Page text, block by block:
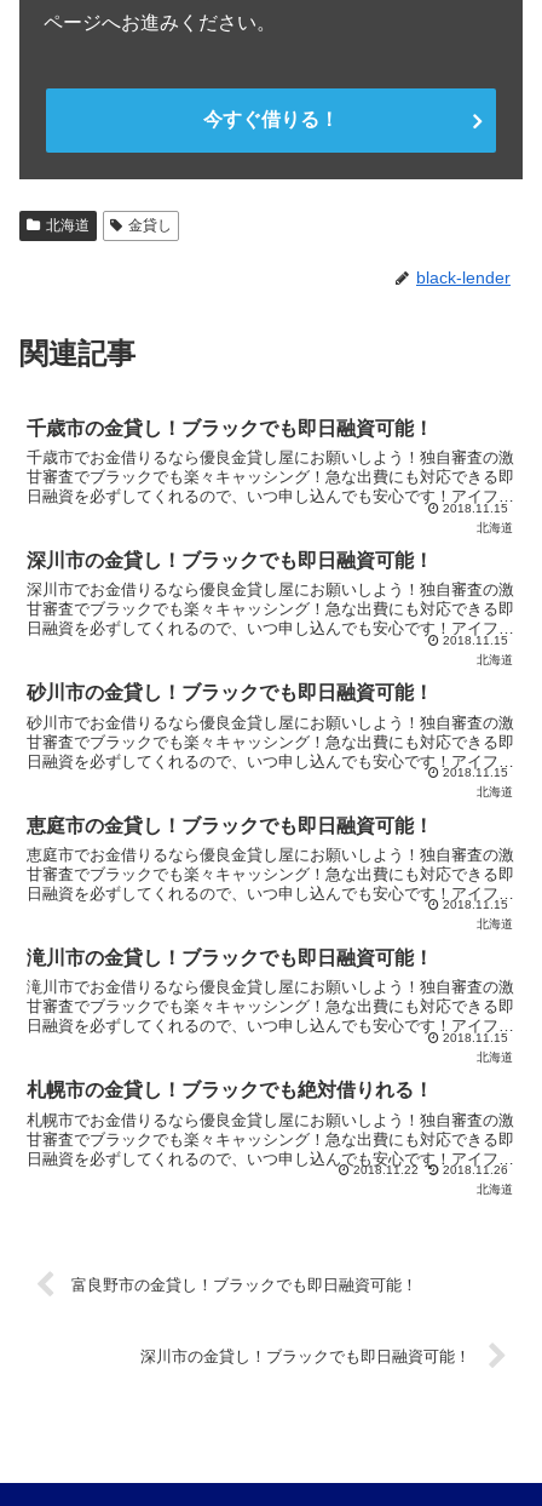
ページへお進みください。
今すぐ借りる！
北海道 金貸し
black-lender
関連記事
千歳市の金貸し！ブラックでも即日融資可能！
千歳市でお金借りるなら優良金貸し屋にお願いしよう！独自審査の激
甘審査でブラックでも楽々キャッシング！急な出費にも対応できる即
日融資を必ずしてくれるので、いつ申し込んでも安心です！アイフル
やアコムからお金を借りれないなら【優良金貸し屋】へ！ 2018.11.15
北海道
深川市の金貸し！ブラックでも即日融資可能！
深川市でお金借りるなら優良金貸し屋にお願いしよう！独自審査の激
甘審査でブラックでも楽々キャッシング！急な出費にも対応できる即
日融資を必ずしてくれるので、いつ申し込んでも安心です！アイフル
やアコムからお金を借りれないなら【優良金貸し屋】へ！ 2018.11.15
北海道
砂川市の金貸し！ブラックでも即日融資可能！
砂川市でお金借りるなら優良金貸し屋にお願いしよう！独自審査の激
甘審査でブラックでも楽々キャッシング！急な出費にも対応できる即
日融資を必ずしてくれるので、いつ申し込んでも安心です！アイフル
やアコムからお金を借りれないなら【優良金貸し屋】へ！ 2018.11.15
北海道
恵庭市の金貸し！ブラックでも即日融資可能！
恵庭市でお金借りるなら優良金貸し屋にお願いしよう！独自審査の激
甘審査でブラックでも楽々キャッシング！急な出費にも対応できる即
日融資を必ずしてくれるので、いつ申し込んでも安心です！アイフル
やアコムからお金を借りれないなら【優良金貸し屋】へ！ 2018.11.15
北海道
滝川市の金貸し！ブラックでも即日融資可能！
滝川市でお金借りるなら優良金貸し屋にお願いしよう！独自審査の激
甘審査でブラックでも楽々キャッシング！急な出費にも対応できる即
日融資を必ずしてくれるので、いつ申し込んでも安心です！アイフル
やアコムからお金を借りれないなら【優良金貸し屋】へ！ 2018.11.15
北海道
札幌市の金貸し！ブラックでも絶対借りれる！
札幌市でお金借りるなら優良金貸し屋にお願いしよう！独自審査の激
甘審査でブラックでも楽々キャッシング！急な出費にも対応できる即
日融資を必ずしてくれるので、いつ申し込んでも安心です！アイフル
やアコムからお金を借りれないなら【優良金貸し屋】へ！
2018.11.22
2018.11.26
北海道
富良野市の金貸し！ブラックでも即日融資可能！
深川市の金貸し！ブラックでも即日融資可能！